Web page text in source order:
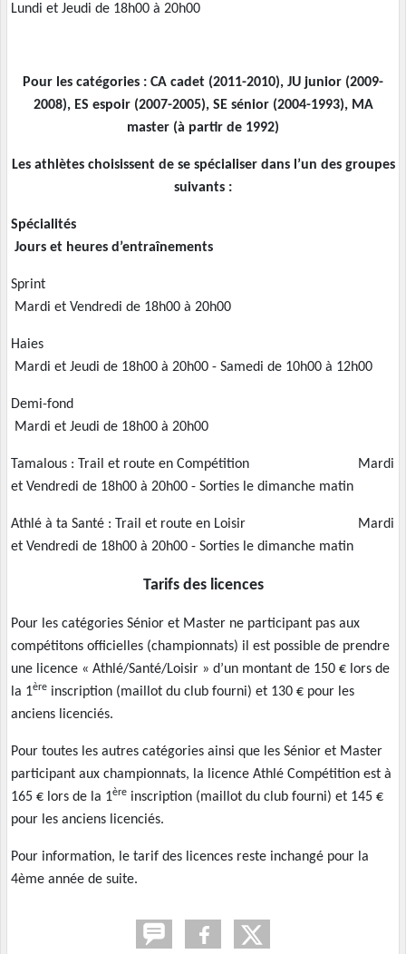
Lundi et Jeudi de 18h00 à 20h00
Pour les catégories : CA cadet (2011-2010), JU junior (2009-
2008), ES espoir (2007-2005), SE sénior (2004-1993), MA
master (à partir de 1992)
Les athlètes choisissent de se spécialiser dans l’un des groupes
suivants :
Spécialités
Jours et heures d’entraînements
Sprint
Mardi et Vendredi de 18h00 à 20h00
Haies
Mardi et Jeudi de 18h00 à 20h00 - Samedi de 10h00 à 12h00
Demi-fond
Mardi et Jeudi de 18h00 à 20h00
Tamalous : Trail et route en Compétition Mardi
et Vendredi de 18h00 à 20h00 - Sorties le dimanche matin
Athlé à ta Santé : Trail et route en Loisir Mardi
et Vendredi de 18h00 à 20h00 - Sorties le dimanche matin
Tarifs des licences
Pour les catégories Sénior et Master ne participant pas aux
compétitons officielles (championnats) il est possible de prendre
une licence « Athlé/Santé/Loisir » d’un montant de 150 € lors de
la 1ère inscription (maillot du club fourni) et 130 € pour les
anciens licenciés.
Pour toutes les autres catégories ainsi que les Sénior et Master
participant aux championnats, la licence Athlé Compétition est à
165 € lors de la 1ère inscription (maillot du club fourni) et 145 €
pour les anciens licenciés.
Pour information, le tarif des licences reste inchangé pour la
4ème année de suite.